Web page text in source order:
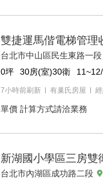
雙捷運馬偕電梯管理
台北市中山區民生東路一段
0坪 30房(室)30衛
7小時前刷新 有巢氏房屋
單價 計算方式請洽業務
新湖國小學區三房雙
台北市內湖區成功路二段